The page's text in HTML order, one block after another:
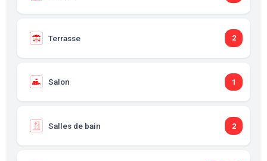
Terrasse 2
Salon 1
Salles de bain 2